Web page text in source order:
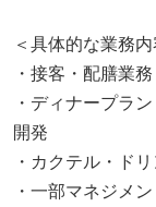
＜具体的な業務内
・接客・配膳業務
・ディナープラ
開発
・カクテル・ド
・一部マネジメ